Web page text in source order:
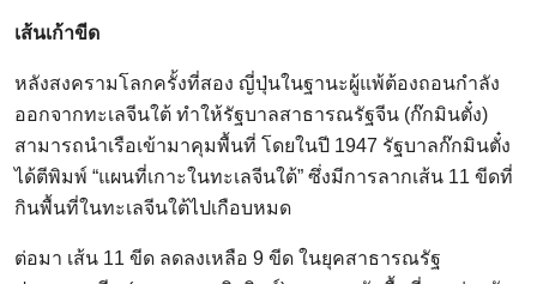
เส้นเก้าขีด
หลังสงครามโลกครั้งที่สอง ญี่ปุ่นในฐานะผู้แพ้ต้องถอนกำลัง
ออกจากทะเลจีนใต้ ทำให้รัฐบาลสาธารณรัฐจีน (ก๊กมินตั๋ง)
สามารถนำเรือเข้ามาคุมพื้นที่ โดยในปี 1947 รัฐบาลก๊กมินตั๋ง
ได้ตีพิมพ์ “แผนที่เกาะในทะเลจีนใต้” ซึ่งมีการลากเส้น 11 ขีดที่
กินพื้นที่ในทะเลจีนใต้ไปเกือบหมด
ต่อมา เส้น 11 ขีด ลดลงเหลือ 9 ขีด ในยุคสาธารณรัฐ